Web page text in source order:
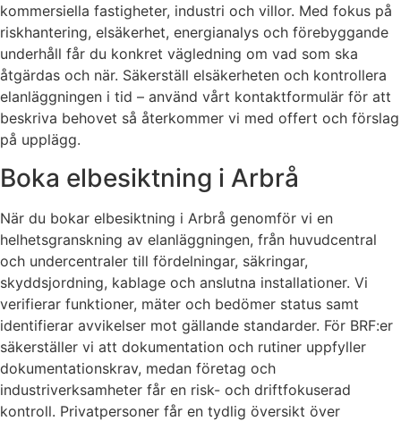
kommersiella fastigheter, industri och villor. Med fokus på
riskhantering, elsäkerhet, energianalys och förebyggande
underhåll får du konkret vägledning om vad som ska
åtgärdas och när. Säkerställ elsäkerheten och kontrollera
elanläggningen i tid – använd vårt kontaktformulär för att
beskriva behovet så återkommer vi med offert och förslag
på upplägg.
Boka elbesiktning i Arbrå
När du bokar elbesiktning i Arbrå genomför vi en
helhetsgranskning av elanläggningen, från huvudcentral
och undercentraler till fördelningar, säkringar,
skyddsjordning, kablage och anslutna installationer. Vi
verifierar funktioner, mäter och bedömer status samt
identifierar avvikelser mot gällande standarder. För BRF:er
säkerställer vi att dokumentation och rutiner uppfyller
dokumentationskrav, medan företag och
industriverksamheter får en risk- och driftfokuserad
kontroll. Privatpersoner får en tydlig översikt över